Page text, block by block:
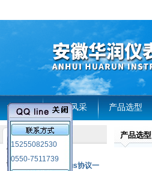
首页 企业风采 产品选型
15255082530
0550-7511739
产品列表
RS485通讯modbus协议一
产品选型